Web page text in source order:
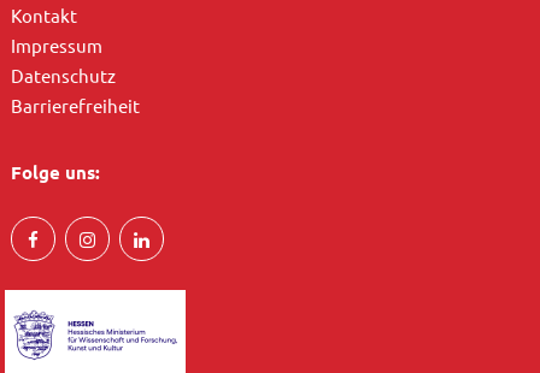
Kontakt
Impressum
Datenschutz
Barrierefreiheit
Folge uns: